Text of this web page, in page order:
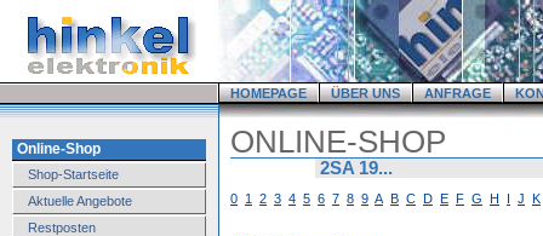
HOMEPAGE ÜBER UNS ANFRAGE
Online-Shop
Shop-Startseite
Aktuelle Angebote
Restposten
ONLINE-SHOP
2SA 19...
0 1 2 3 4 5 6 7 8 9 A B C D E F G H I J K